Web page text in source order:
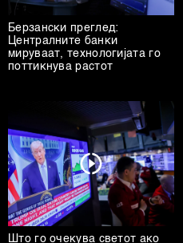
Берзански преглед:
Централните банки
мируваат, технологијата го
поттикнува растот
Што го очекува светот ако